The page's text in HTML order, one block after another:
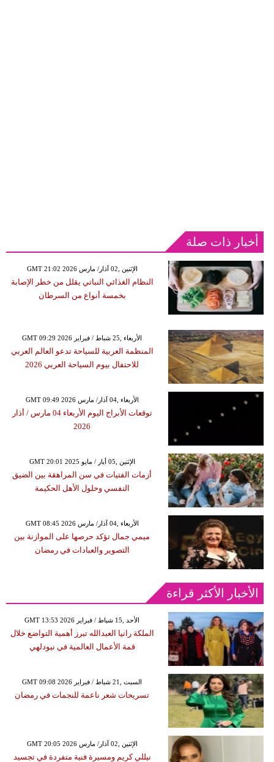
أخبار ذات صلة
GMT 21:02 2026 الإثنين ,02 آذار/ مارس
النظام الغذائي النباتي يقلل من خطر الإصابة
بخمسة أنواع من السرطان
GMT 09:29 2026 الأربعاء ,25 شباط / فبراير
المنظمة العربية للسياحة تدعو العالم العربي
للاحتفال بيوم السياحة العربي 2026
GMT 09:49 2026 الأربعاء ,04 آذار/ مارس
توقعات الأبراج اليوم الأربعاء 04 مارس / أذار
2026
GMT 20:01 2025 الإثنين ,05 أيار / مايو
أزمات الفتيات في سن المراهقة بين الضيق
النفسي وحلول الأهل الحكيمة
GMT 08:45 2026 الأربعاء ,04 آذار/ مارس
ميمي جمال تؤكد حرصها على الموازنة بين
التصوير والعبادات في رمضان
الأخبار الأكثر قراءة
GMT 13:53 2026 الأحد ,15 شباط / فبراير
الملكة رانيا العبدالله تبرز أهمية التواضع خلال
قمة الأعمال العالمية في نيودلهي
GMT 09:08 2026 السبت ,21 شباط / فبراير
تسريحات شعر ناعمة للنجمات في رمضان
GMT 20:05 2026 الإثنين ,02 آذار/ مارس
نيللي كريم ومسيرة فنية متفردة في تجسيد